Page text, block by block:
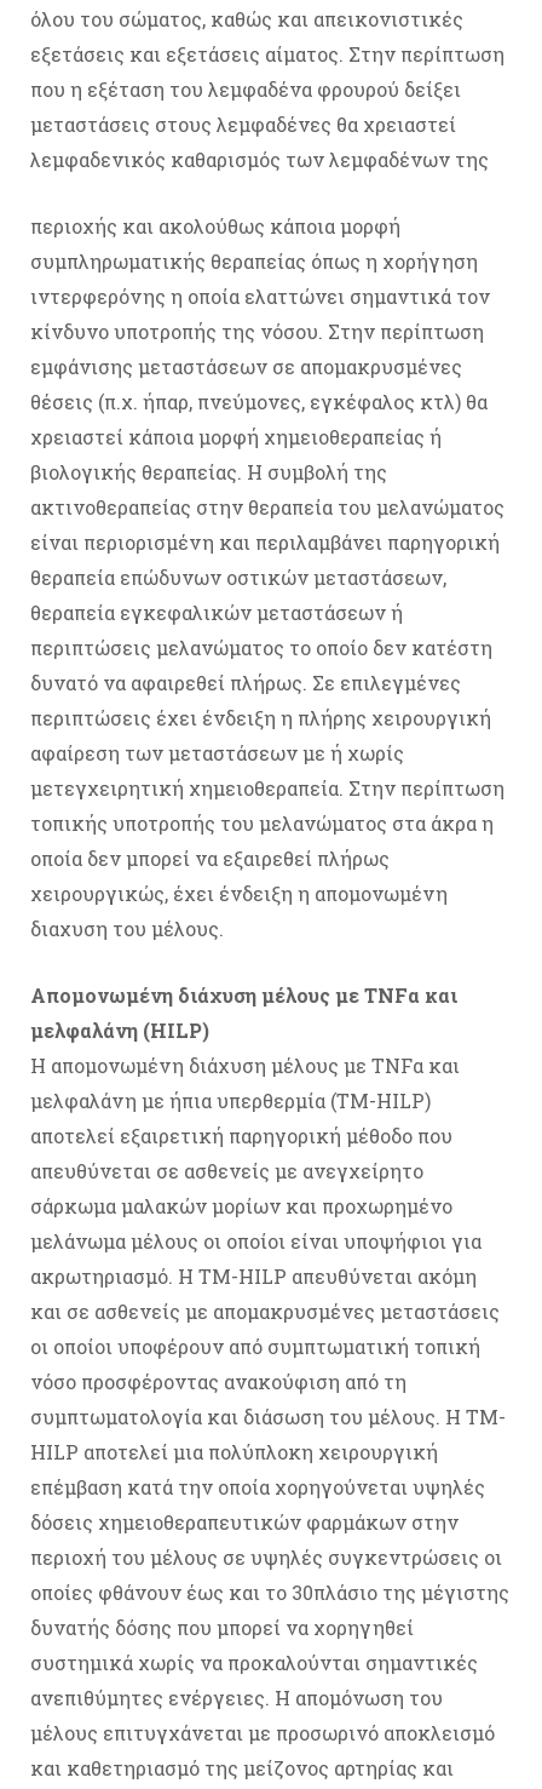
όλου του σώματος, καθώς και απεικονιστικές
εξετάσεις και εξετάσεις αίματος. Στην περίπτωση
που η εξέταση του λεμφαδένα φρουρού δείξει
μεταστάσεις στους λεμφαδένες θα χρειαστεί
λεμφαδενικός καθαρισμός των λεμφαδένων της
περιοχής και ακολούθως κάποια μορφή
συμπληρωματικής θεραπείας όπως η χορήγηση
ιντερφερόνης η οποία ελαττώνει σημαντικά τον
κίνδυνο υποτροπής της νόσου. Στην περίπτωση
εμφάνισης μεταστάσεων σε απομακρυσμένες
θέσεις (π.χ. ήπαρ, πνεύμονες, εγκέφαλος κτλ) θα
χρειαστεί κάποια μορφή χημειοθεραπείας ή
βιολογικής θεραπείας. Η συμβολή της
ακτινοθεραπείας στην θεραπεία του μελανώματος
είναι περιορισμένη και περιλαμβάνει παρηγορική
θεραπεία επώδυνων οστικών μεταστάσεων,
θεραπεία εγκεφαλικών μεταστάσεων ή
περιπτώσεις μελανώματος το οποίο δεν κατέστη
δυνατό να αφαιρεθεί πλήρως. Σε επιλεγμένες
περιπτώσεις έχει ένδειξη η πλήρης χειρουργική
αφαίρεση των μεταστάσεων με ή χωρίς
μετεγχειρητική χημειοθεραπεία. Στην περίπτωση
τοπικής υποτροπής του μελανώματος στα άκρα η
οποία δεν μπορεί να εξαιρεθεί πλήρως
χειρουργικώς, έχει ένδειξη η απομονωμένη
διαχυση του μέλους.
Απομονωμένη διάχυση μέλους με TNFα και
μελφαλάνη (HILP)
Η απομονωμένη διάχυση μέλους με TNFα και
μελφαλάνη με ήπια υπερθερμία (ΤΜ-HILP)
αποτελεί εξαιρετική παρηγορική μέθοδο που
απευθύνεται σε ασθενείς με ανεγχείρητο
σάρκωμα μαλακών μορίων και προχωρημένο
μελάνωμα μέλους οι οποίοι είναι υποψήφιοι για
ακρωτηριασμό. Η TM-HILP απευθύνεται ακόμη
και σε ασθενείς με απομακρυσμένες μεταστάσεις
οι οποίοι υποφέρουν από συμπτωματική τοπική
νόσο προσφέροντας ανακούφιση από τη
συμπτωματολογία και διάσωση του μέλους. Η ΤΜ-
HILP αποτελεί μια πολύπλοκη χειρουργική
επέμβαση κατά την οποία χορηγούνεται υψηλές
δόσεις χημειοθεραπευτικών φαρμάκων στην
περιοχή του μέλους σε υψηλές συγκεντρώσεις οι
οποίες φθάνουν έως και το 30πλάσιο της μέγιστης
δυνατής δόσης που μπορεί να χορηγηθεί
συστημικά χωρίς να προκαλούνται σημαντικές
ανεπιθύμητες ενέργειες. Η απομόνωση του
μέλους επιτυγχάνεται με προσωρινό αποκλεισμό
και καθετηριασμό της μείζονος αρτηρίας και